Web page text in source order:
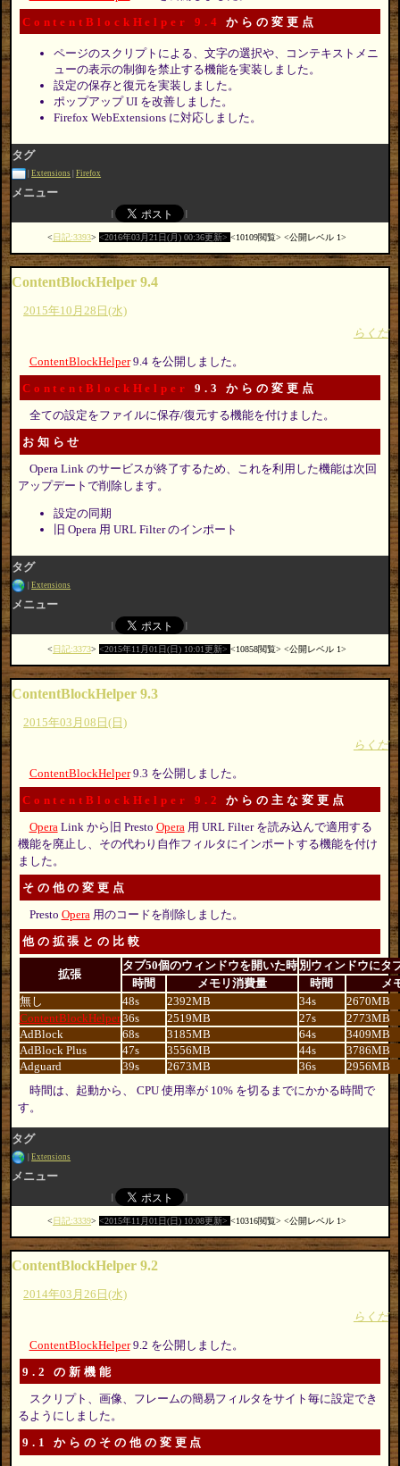
ContentBlockHelper 9.4 からの変更点
ページのスクリプトによる、文字の選択や、コンテキストメニ
ューの表示の制御を禁止する機能を実装しました。
設定の保存と復元を実装しました。
ポップアップ UI を改善しました。
Firefox WebExtensions に対応しました。
タグ
Extensions Firefox
メニュー
日記:3393 2016年03月21日(月) 00:36更新 10109閲覧 公開レベル 1
ContentBlockHelper 9.4
2015年10月28日(水)
らくだ
ContentBlockHelper9.4 を公開しました。
ContentBlockHelper 9.3 からの変更点
全ての設定をファイルに保存/復元する機能を付けました。
お知らせ
Opera Link のサービスが終了するため、これを利用した機能は次回
アップデートで削除します。
設定の同期
旧 Opera 用 URL Filter のインポート
タグ
Extensions
メニュー
日記:3373 2015年11月01日(日) 10:01更新 10858閲覧 公開レベル 1
ContentBlockHelper 9.3
2015年03月08日(日)
らくだ
ContentBlockHelper9.3 を公開しました。
ContentBlockHelper 9.2 からの主な変更点
Opera Link から旧 Presto Opera 用 URL Filter を読み込んで適用する
機能を廃止し、その代わり自作フィルタにインポートする機能を付け
ました。
その他の変更点
Presto Opera用のコードを削除しました。
他の拡張との比較
拡張
タブ50個のウィンドウを開いた時 別ウィンドウにタ
時間
メモリ消費量 時間
メ
無し
48s 2392MB 34s
2670MB
ContentBlockHelper36s 2519MB 27s
2773MB
AdBlock
68s 3185MB 64s
3409MB
AdBlock Plus
47s 3556MB 44s
3786MB
Adguard
39s 2673MB 36s
2956MB
時間は、起動から、 CPU 使用率が 10% を切るまでにかかる時間で
す。
タグ
Extensions
メニュー
日記:3339 2015年11月01日(日) 10:08更新 10316閲覧 公開レベル 1
ContentBlockHelper 9.2
2014年03月26日(水)
らくだ
ContentBlockHelper9.2 を公開しました。
9.2 の新機能
スクリプト、画像、フレームの簡易フィルタをサイト毎に設定でき
るようにしました。
9.1 からのその他の変更点